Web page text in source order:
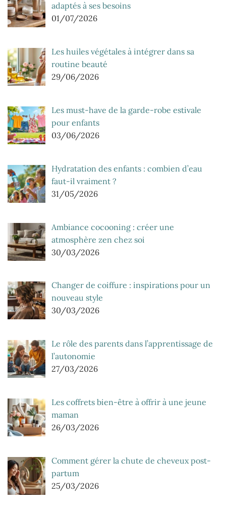
adaptés à ses besoins
01/07/2026
Les huiles végétales à intégrer dans sa
routine beauté
29/06/2026
Les must-have de la garde-robe estivale
pour enfants
03/06/2026
Hydratation des enfants : combien d’eau
faut-il vraiment ?
31/05/2026
Ambiance cocooning : créer une
atmosphère zen chez soi
30/03/2026
Changer de coiffure : inspirations pour un
nouveau style
30/03/2026
Le rôle des parents dans l’apprentissage de
l’autonomie
27/03/2026
Les coffrets bien-être à offrir à une jeune
maman
26/03/2026
Comment gérer la chute de cheveux post-
partum
25/03/2026